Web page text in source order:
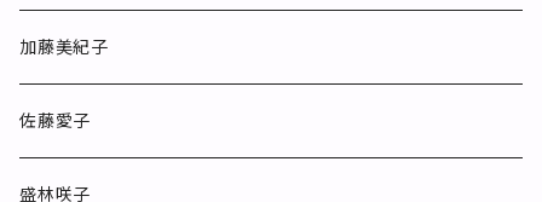
カップ&ソーサー
ポット
お皿
加藤美紀子
佐藤愛子
盛林咲子